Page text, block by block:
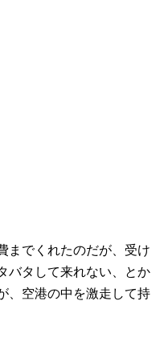
までくれたのだが、受け
バタして来れない、とか
、空港の中を激走して持